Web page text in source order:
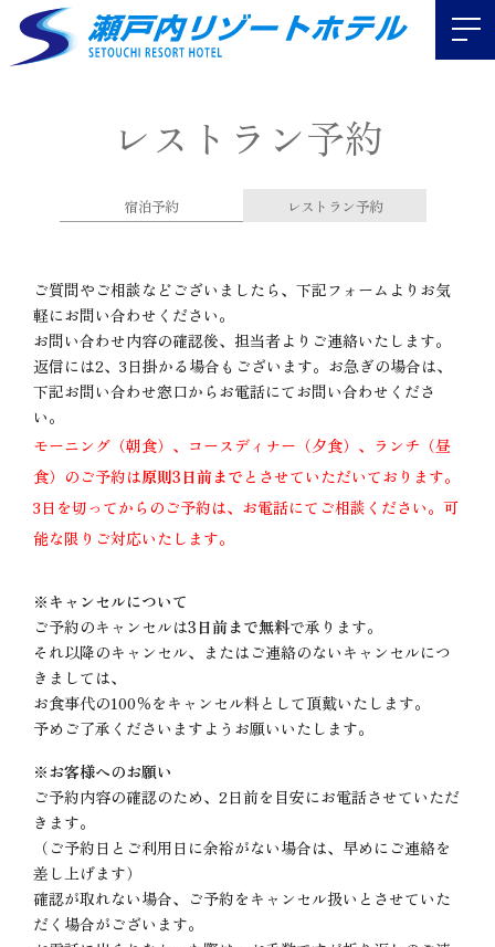
このページの本文へ移動
レストラン予約
宿泊予約 レストラン予約
ご質問やご相談などございましたら、下記フォームよりお気
軽にお問い合わせください。
お問い合わせ内容の確認後、担当者よりご連絡いたします。
返信には2、3日掛かる場合もございます。お急ぎの場合は、
下記お問い合わせ窓口からお電話にてお問い合わせくださ
い。
モーニング（朝食）、コースディナー（夕食）、ランチ（昼
食）のご予約は原則3日前まで とさせていただいております。
3日を切ってからのご予約は、お電話にてご相談ください。可
能な限りご対応いたします。
※キャンセルについて
ご予約のキャンセルは3日前まで無料で承ります。
それ以降のキャンセル、またはご連絡のないキャンセルにつ
きましては、
お食事代の100％をキャンセル料として頂戴いたします。
予めご了承くださいますようお願いいたします。
※お客様へのお願い
ご予約内容の確認のため、2日前を目安にお電話させていただ
きます。
（ご予約日とご利用日に余裕がない場合は、早めにご連絡を
差し上げます）
確認が取れない場合、ご予約をキャンセル扱いとさせていた
だく場合がございます。